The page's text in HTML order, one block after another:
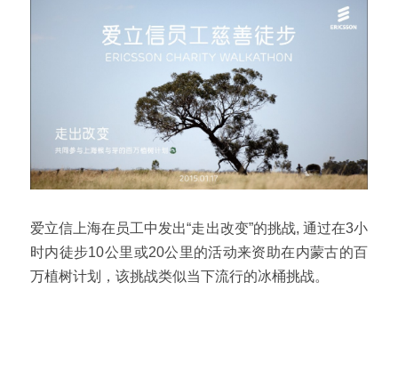
爱立信上海在员工中发出“走出改变”的挑战, 通过在3小
时内徒步10公里或20公里的活动来资助在内蒙古的百
万植树计划，该挑战类似当下流行的冰桶挑战。